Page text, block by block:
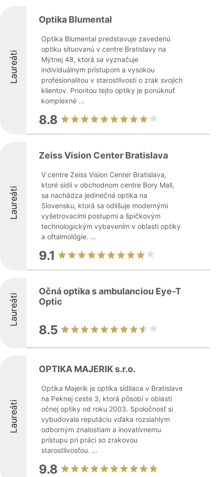
Laureáti
Optika Blumental
Optika Blumental predstavuje zavedenú
optiku situovanú v centre Bratislavy na
Mýtnej 48, ktorá sa vyznačuje
individuálnym prístupom a vysokou
profesionalitou v starostlivosti o zrak svojich
klientov. Prioritou tejto optiky je ponúknuť
komplexné ...
8.8
Laureáti
Zeiss Vision Center Bratislava
V centre Zeiss Vision Center Bratislava,
ktoré sídli v obchodnom centre Bory Mall,
sa nachádza jedinečná optika na
Slovensku, ktorá sa odlišuje modernými
vyšetrovacími postupmi a špičkovým
technologickým vybavením v oblasti optiky
a oftalmológie. ...
9.1
Laureáti
Očná optika s ambulanciou Eye-T
Optic
8.5
Laureáti
OPTIKA MAJERIK s.r.o.
Optika Majerik je optika sídliaca v Bratislave
na Peknej ceste 3, ktorá pôsobí v oblasti
očnej optiky od roku 2003. Spoločnosť si
vybudovala reputáciu vďaka rozsiahlym
odborným znalostiam a inovatívnemu
prístupu pri práci so zrakovou
starostlivosťou. ...
9.8